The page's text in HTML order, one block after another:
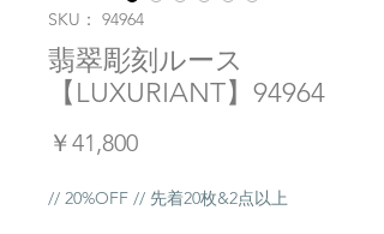
SKU： 94964
翡翠彫刻ルース
【LUXURIANT】94964
￥41,800価
// 20%OFF // 先着20枚&2点以上